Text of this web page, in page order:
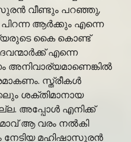
വീണ്ടും പറഞ്ഞു,
ആർക്കും എന്നെ
കൈ കൊണ്ട്
എന്നെ
സ്ത്രീകൾ
ശക്തിമാനായ
അപ്പോൾ എനിക്ക്
ആ വരം നൽകി
മഹിഷാസുരൻ